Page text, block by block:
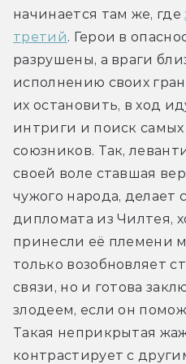
начинается там же, где
третий. Герои в
разрушены, а враги
исполнению своих
их остановить, в ход
интриги и поиск
союзников. Так,
своей воле ставшая
чужого народа, делает
дипломата из Чилтея,
принесли её племени
только возобновляет
связи, но и готова
злодеем, если он
Такая неприкрытая
контрастирует с